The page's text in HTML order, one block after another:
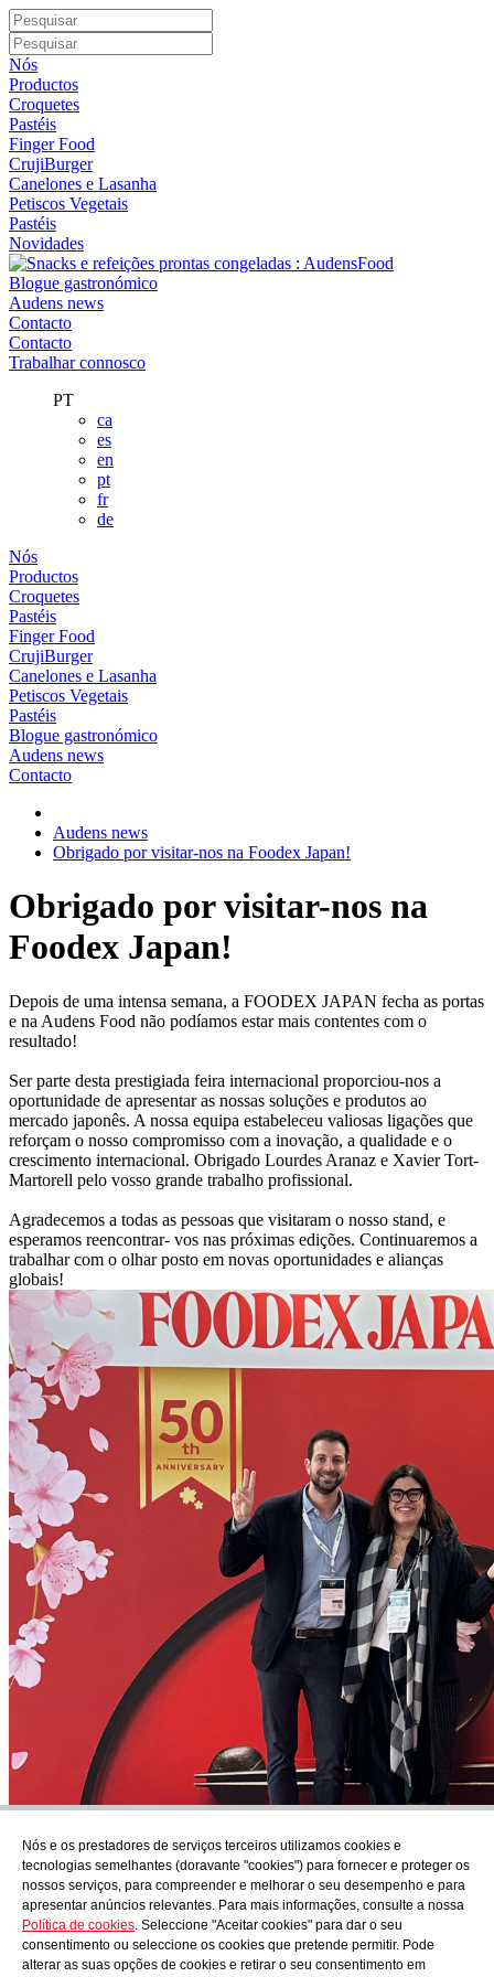
Nós e os prestadores de serviços terceiros utilizamos cookies e
tecnologias semelhantes (doravante "cookies") para fornecer e proteger os
nossos serviços, para compreender e melhorar o seu desempenho e para
apresentar anúncios relevantes. Para mais informações, consulte a nossa
Política de cookies. Seleccione "Aceitar cookies" para dar o seu
consentimento ou seleccione os cookies que pretende permitir. Pode
alterar as suas opções de cookies e retirar o seu consentimento em
Nós
Productos
Croquetes
Pastéis
Finger Food
CrujiBurger
Canelones e Lasanha
Petiscos Vegetais
Pastéis
Novidades
Blogue gastronómico
Audens news
Contacto
Contacto
Trabalhar connosco
PT
ca
es
en
pt
fr
de
Nós
Productos
Croquetes
Pastéis
Finger Food
CrujiBurger
Canelones e Lasanha
Petiscos Vegetais
Pastéis
Blogue gastronómico
Audens news
Contacto
Audens news
Obrigado por visitar-nos na Foodex Japan!
Obrigado por visitar-nos na
Foodex Japan!
Depois de uma intensa semana, a FOODEX JAPAN fecha as portas
e na Audens Food não podíamos estar mais contentes com o
resultado!
Ser parte desta prestigiada feira internacional proporciou-nos a
oportunidade de apresentar as nossas soluções e produtos ao
mercado japonês. A nossa equipa estabeleceu valiosas ligações que
reforçam o nosso compromisso com a inovação, a qualidade e o
crescimento internacional. Obrigado Lourdes Aranaz e Xavier Tort-
Martorell pelo vosso grande trabalho profissional.
Agradecemos a todas as pessoas que visitaram o nosso stand, e
esperamos reencontrar- vos nas próximas edições. Continuaremos a
trabalhar com o olhar posto em novas oportunidades e alianças
globais!
Subscrever
Descubra o que está a cozinhar em AudensFood.
Li e aceito a Política de privacidade
NósAudens news Productos Blogue gastronómico Contacto
Trabalhar connosco